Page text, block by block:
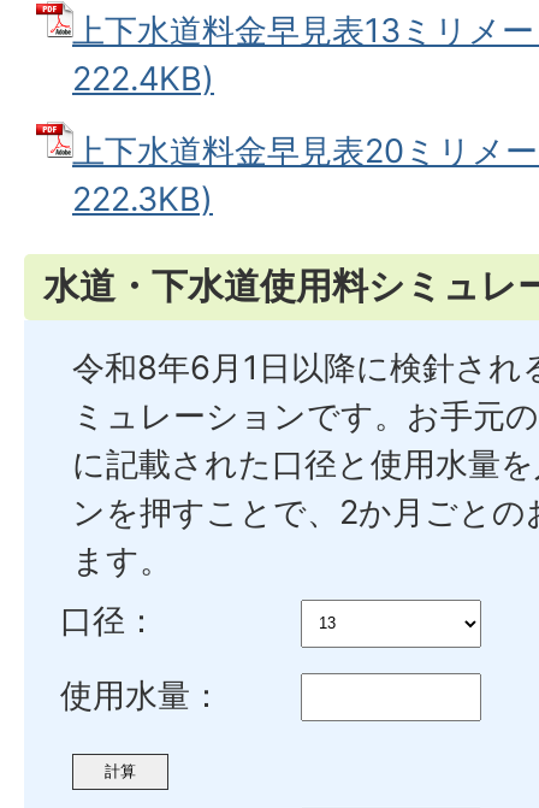
上下水道料金早見表13ミリメ
222.4KB)
上下水道料金早見表20ミリメ
222.3KB)
水道・下水道使用料シミュレ
令和8年6月1日以降に検針され
ミュレーションです。お手元
に記載された口径と使用水量
ンを押すことで、2か月ごと
ます。
口径：
使用水量：